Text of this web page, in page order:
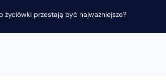
życiówki przestają być najważniejsze?